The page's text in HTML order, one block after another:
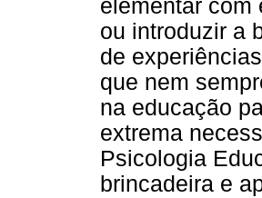
elementar com
ou introduzir a
de
que nem
na educação
extrema
Psicologia
brincadeira e